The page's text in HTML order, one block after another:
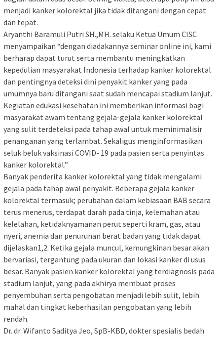
menjadi kanker kolorektal jika tidak ditangani dengan cepat
dan tepat.
Aryanthi Baramuli Putri SH.,MH. selaku Ketua Umum CISC
menyampaikan “dengan diadakannya seminar online ini, kami
berharap dapat turut serta membantu meningkatkan
kepedulian masyarakat Indonesia terhadap kanker kolorektal
dan pentingnya deteksi dini penyakit kanker yang pada
umumnya baru ditangani saat sudah mencapai stadium lanjut.
Kegiatan edukasi kesehatan ini memberikan informasi bagi
masyarakat awam tentang gejala-gejala kanker kolorektal
yang sulit terdeteksi pada tahap awal untuk meminimalisir
penanganan yang terlambat. Sekaligus menginformasikan
seluk beluk vaksinasi COVID- 19 pada pasien serta penyintas
kanker kolorektal.”
Banyak penderita kanker kolorektal yang tidak mengalami
gejala pada tahap awal penyakit. Beberapa gejala kanker
kolorektal termasuk; perubahan dalam kebiasaan BAB secara
terus menerus, terdapat darah pada tinja, kelemahan atau
kelelahan, ketidaknyamanan perut seperti kram, gas, atau
nyeri, anemia dan penurunan berat badan yang tidak dapat
dijelaskan1,2. Ketika gejala muncul, kemungkinan besar akan
bervariasi, tergantung pada ukuran dan lokasi kanker di usus
besar. Banyak pasien kanker kolorektal yang terdiagnosis pada
stadium lanjut, yang pada akhirya membuat proses
penyembuhan serta pengobatan menjadi lebih sulit, lebih
mahal dan tingkat keberhasilan pengobatan yang lebih
rendah.
Dr. dr. Wifanto Saditya Jeo, SpB-KBD, dokter spesialis bedah